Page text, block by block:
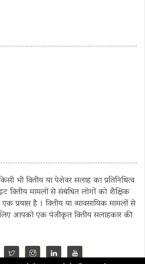
भी वित्तीय या पेशेवर सलाह का प्रतिनिधित्व
वित्तीय मामलों से संबंधित लोगों को शैक्षिक
प्रयास है । वित्तीय या व्यावसायिक मामलों से
आपको एक पंजीकृत वित्तीय सलाहकार की